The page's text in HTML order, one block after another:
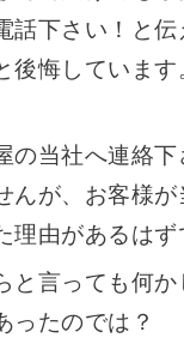
話下さい！と伝
後悔しています
の当社へ連絡下
んが、お客様が
理由があるはず
と言っても何か
ったのでは？